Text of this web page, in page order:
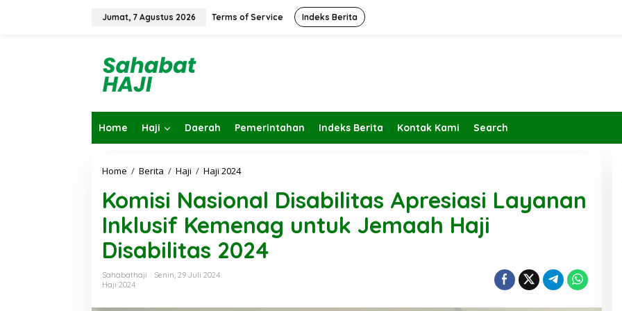
Jumat, 7 Agustus 2026 Terms of Service Indeks Berita
Home Haji Daerah Pemerintahan Indeks Berita Kontak Kami Search
Home / Berita / Haji / Haji 2024K
m
s
i
N
a
n
Komisi Nasional Disabilitas Apresiasi Layanan
Inklusif Kemenag untuk Jemaah Haji
Disabilitas 2024
Sahabathaji
Senin, 29 Juli 2024
Haji 2024
Kembalikan Peran dan Fungsi
KBIHU Pada Jalurnya